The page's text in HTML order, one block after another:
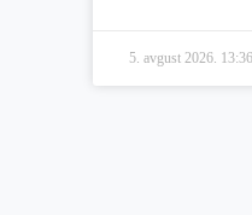
5. avgust 2026. 13:36